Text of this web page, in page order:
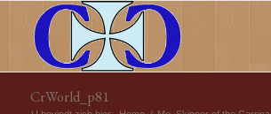
CrWorld_p81